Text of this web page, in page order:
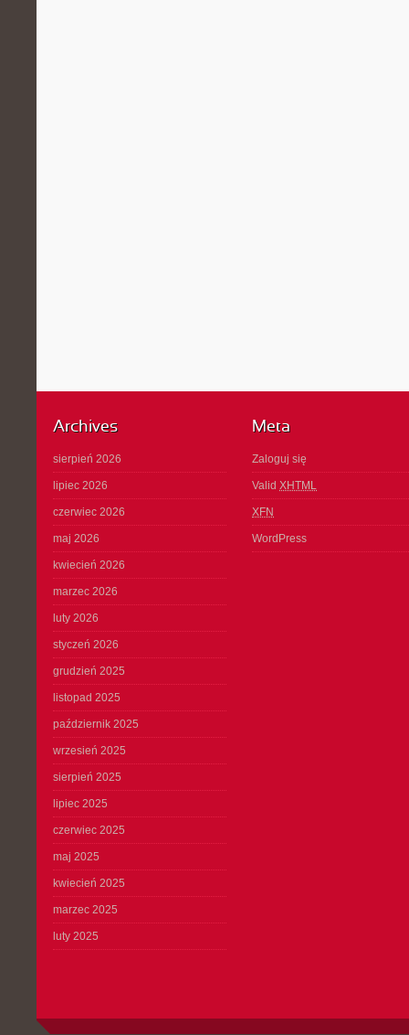
Archives
sierpień 2026
lipiec 2026
czerwiec 2026
maj 2026
kwiecień 2026
marzec 2026
luty 2026
styczeń 2026
grudzień 2025
listopad 2025
październik 2025
wrzesień 2025
sierpień 2025
lipiec 2025
czerwiec 2025
maj 2025
kwiecień 2025
marzec 2025
luty 2025
Meta
Zaloguj się
Valid XHTML
XFN
WordPress